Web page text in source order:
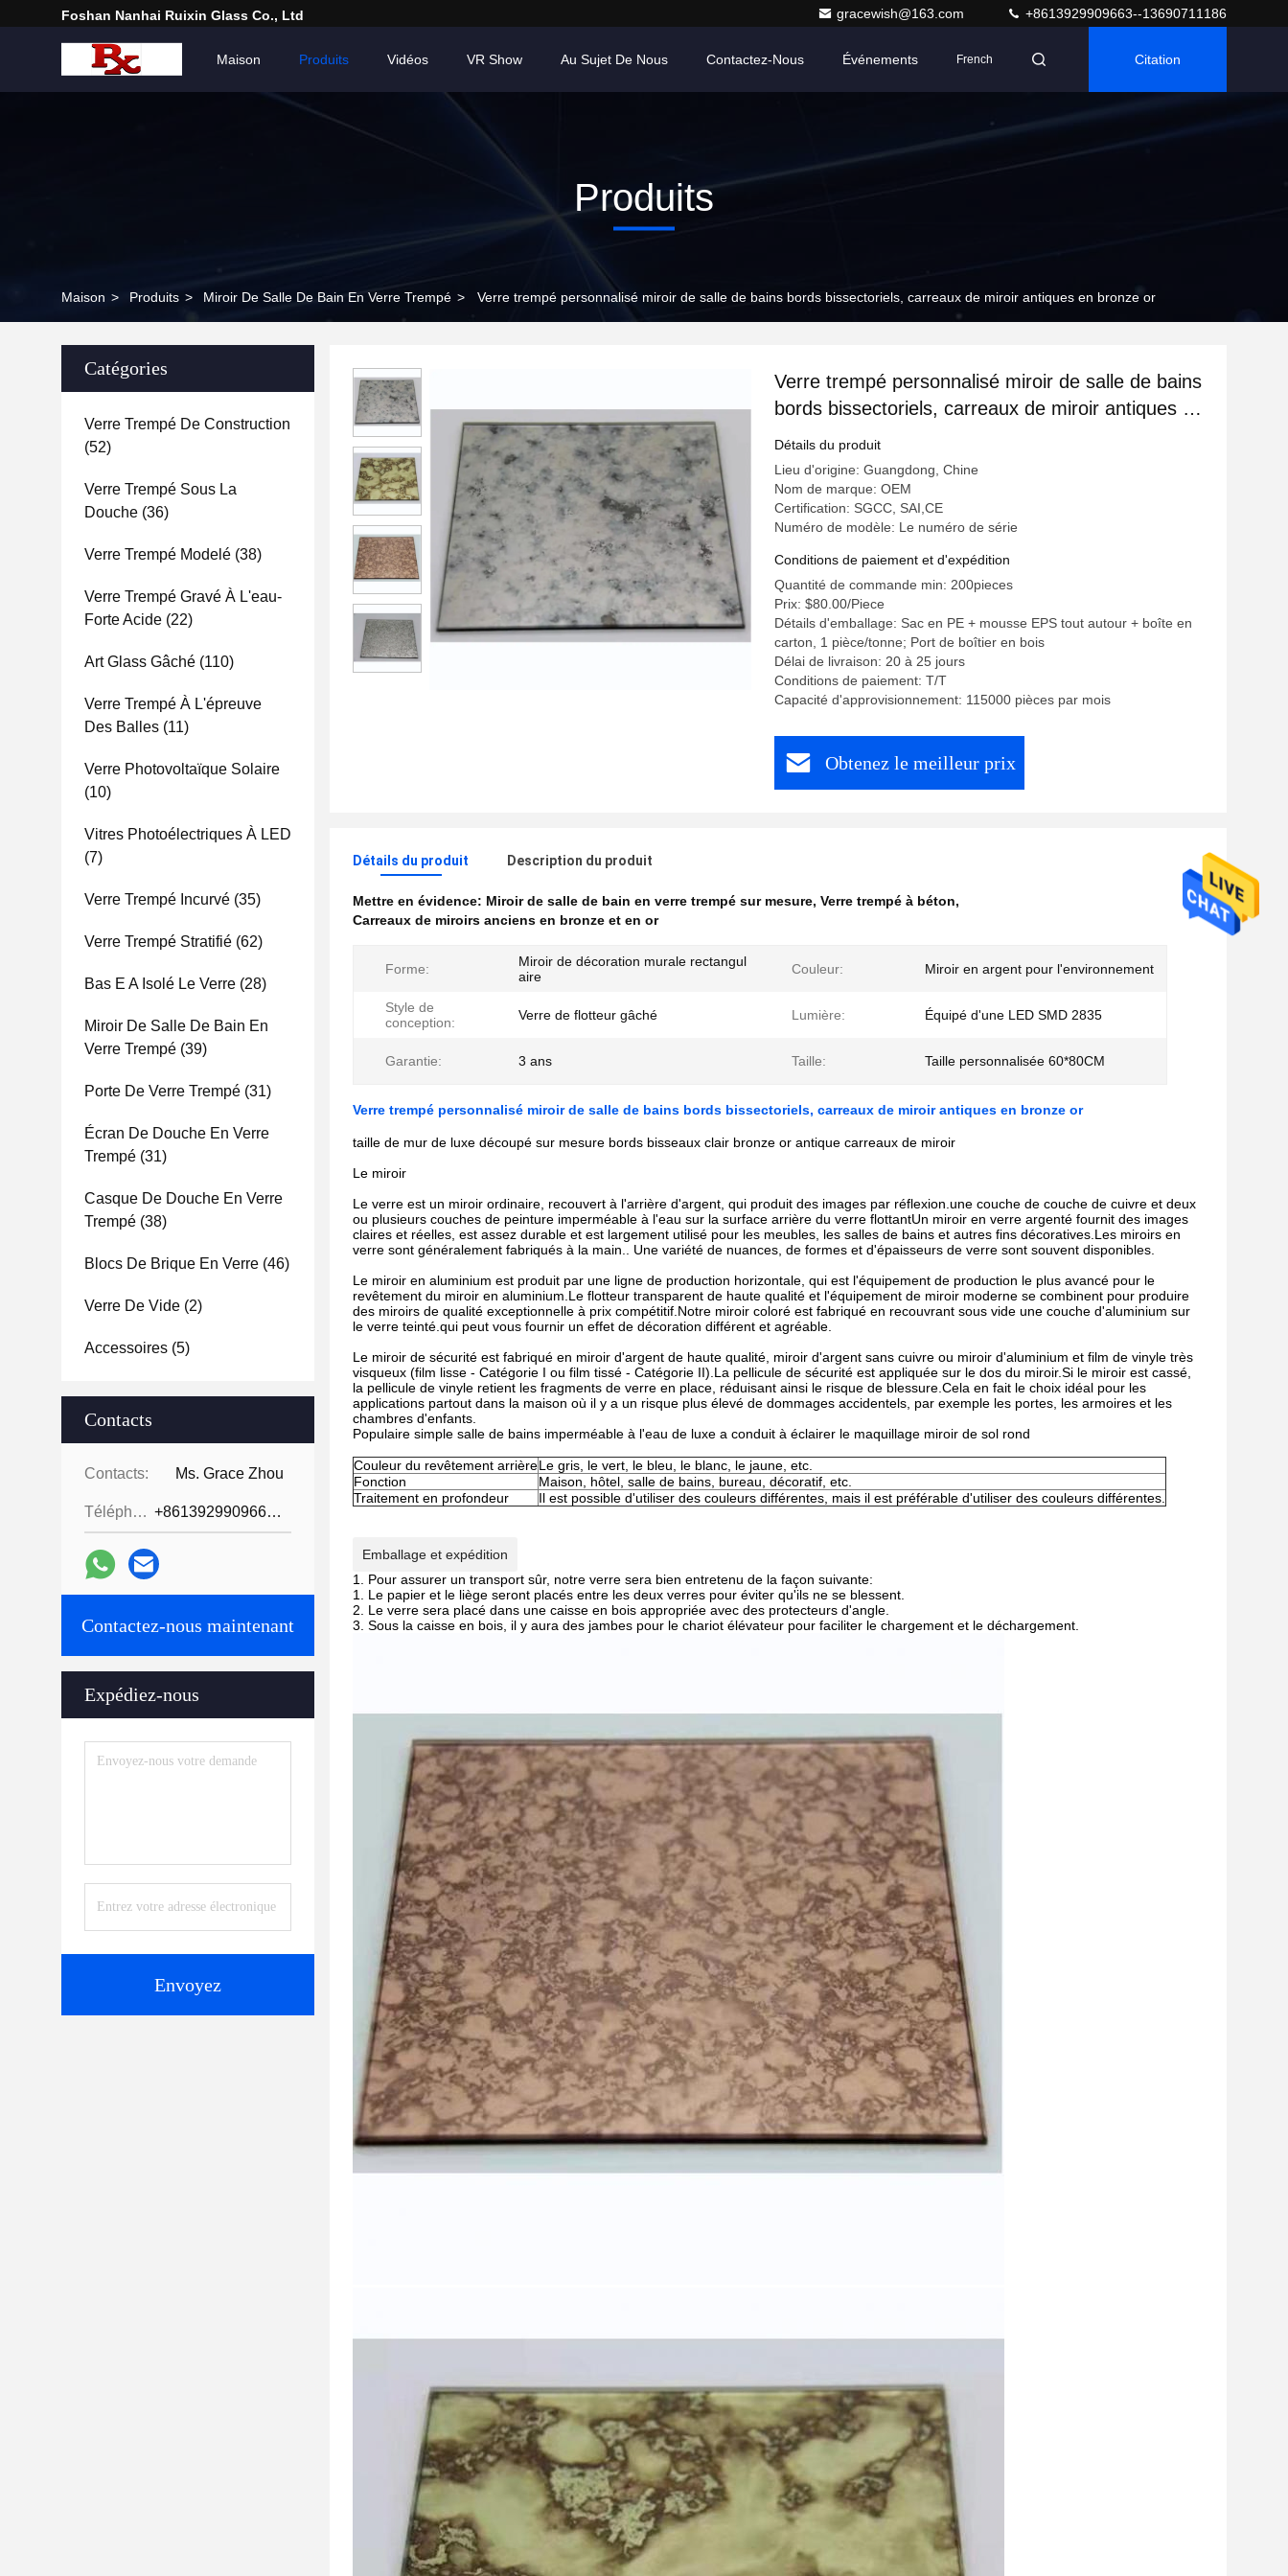
Foshan Nanhai Ruixin Glass Co., Ltd gracewish@163.com +8613929909663--13690711186
Maison Produits Vidéos VR Show Au Sujet De Nous Contactez-Nous Événements French Citation
Produits
Maison > Produits > Miroir De Salle De Bain En Verre Trempé > Verre trempé personnalisé miroir de salle de bains bords bissectoriels, carreaux de miroir antiques en bronze or
Catégories
Verre Trempé De Construction
(52)
Verre Trempé Sous La
Douche (36)
Verre Trempé Modelé (38)
Verre Trempé Gravé À L'eau-
Forte Acide (22)
Art Glass Gâché (110)
Verre Trempé À L'épreuve
Des Balles (11)
Verre Photovoltaïque Solaire
(10)
Vitres Photoélectriques À LED
(7)
Verre Trempé Incurvé (35)
Verre Trempé Stratifié (62)
Bas E A Isolé Le Verre (28)
Miroir De Salle De Bain En
Verre Trempé (39)
Porte De Verre Trempé (31)
Écran De Douche En Verre
Trempé (31)
Casque De Douche En Verre
Trempé (38)
Blocs De Brique En Verre (46)
Verre De Vide (2)
Accessoires (5)
Contacts
Contacts: Ms. Grace Zhou
Téléphone: +8613929909663--13690711186
Contactez-nous maintenant
Expédiez-nous
Envoyez
Verre trempé personnalisé miroir de salle de bains
bords bissectoriels, carreaux de miroir antiques en
bronze or
Détails du produit
Lieu d'origine: Guangdong, Chine
Nom de marque: OEM
Certification: SGCC, SAI,CE
Numéro de modèle: Le numéro de série
Conditions de paiement et d'expédition
Quantité de commande min: 200pieces
Prix: $80.00/Piece
Détails d'emballage: Sac en PE + mousse EPS tout autour + boîte en
carton, 1 pièce/tonne; Port de boîtier en bois
Délai de livraison: 20 à 25 jours
Conditions de paiement: T/T
Capacité d'approvisionnement: 115000 pièces par mois
Obtenez le meilleur prix
Détails du produit Description du produit
Mettre en évidence: Miroir de salle de bain en verre trempé sur mesure, Verre trempé à béton,
Carreaux de miroirs anciens en bronze et en or
Forme:
Miroir de décoration murale rectangul
aire
Couleur: Miroir en argent pour l'environnement
Style de
conception:
Verre de flotteur gâché Lumière: Équipé d'une LED SMD 2835
Garantie: 3 ans Taille: Taille personnalisée 60*80CM
Verre trempé personnalisé miroir de salle de bains bords bissectoriels, carreaux de miroir antiques en bronze or
taille de mur de luxe découpé sur mesure bords bisseaux clair bronze or antique carreaux de miroir
Le miroir
Le verre est un miroir ordinaire, recouvert à l'arrière d'argent, qui produit des images par réflexion.une couche de couche de cuivre et deux
ou plusieurs couches de peinture imperméable à l'eau sur la surface arrière du verre flottantUn miroir en verre argenté fournit des images
claires et réelles, est assez durable et est largement utilisé pour les meubles, les salles de bains et autres fins décoratives.Les miroirs en
verre sont généralement fabriqués à la main.. Une variété de nuances, de formes et d'épaisseurs de verre sont souvent disponibles.
Le miroir en aluminium est produit par une ligne de production horizontale, qui est l'équipement de production le plus avancé pour le
revêtement du miroir en aluminium.Le flotteur transparent de haute qualité et l'équipement de miroir moderne se combinent pour produire
des miroirs de qualité exceptionnelle à prix compétitif.Notre miroir coloré est fabriqué en recouvrant sous vide une couche d'aluminium sur
le verre teinté.qui peut vous fournir un effet de décoration différent et agréable.
Le miroir de sécurité est fabriqué en miroir d'argent de haute qualité, miroir d'argent sans cuivre ou miroir d'aluminium et film de vinyle très
visqueux (film lisse - Catégorie I ou film tissé - Catégorie II).La pellicule de sécurité est appliquée sur le dos du miroir.Si le miroir est cassé,
la pellicule de vinyle retient les fragments de verre en place, réduisant ainsi le risque de blessure.Cela en fait le choix idéal pour les
applications partout dans la maison où il y a un risque plus élevé de dommages accidentels, par exemple les portes, les armoires et les
chambres d'enfants.
Populaire simple salle de bains imperméable à l'eau de luxe a conduit à éclairer le maquillage miroir de sol rond
Couleur du revêtement arrièreLe gris, le vert, le bleu, le blanc, le jaune, etc.
Fonction
Maison, hôtel, salle de bains, bureau, décoratif, etc.
Traitement en profondeur
Il est possible d'utiliser des couleurs différentes, mais il est préférable d'utiliser des couleurs différentes.
Emballage et expédition
Pour assurer un transport sûr, notre verre sera bien entretenu de la façon suivante:
Le papier et le liège seront placés entre les deux verres pour éviter qu'ils ne se blessent.
Le verre sera placé dans une caisse en bois appropriée avec des protecteurs d'angle.
Sous la caisse en bois, il y aura des jambes pour le chariot élévateur pour faciliter le chargement et le déchargement.